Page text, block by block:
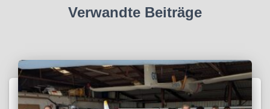
Verwandte Beiträge